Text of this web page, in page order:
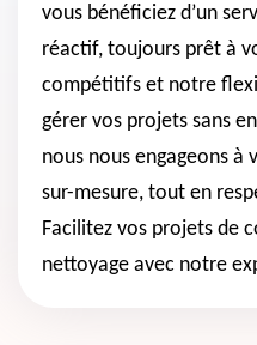
vous bénéficiez d’un
réactif, toujours prêt à
compétitifs et notre
gérer vos projets sans
nous nous engageons
sur-mesure, tout en
Facilitez vos projets de
nettoyage avec notre